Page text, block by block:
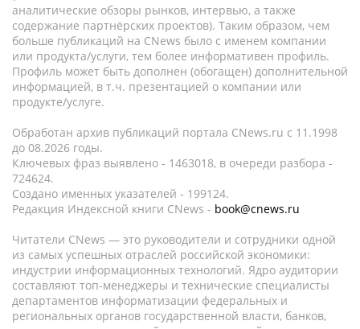
аналитические обзоры рынков, интервью, а также
содержание партнёрских проектов). Таким образом, чем
больше публикаций на CNews было с именем компании
или продукта/услуги, тем более информативен профиль.
Профиль может быть дополнен (обогащен) дополнительной
информацией, в т.ч. презентацией о компании или
продукте/услуге.
Обработан архив публикаций портала CNews.ru c 11.1998
до 08.2026 годы.
Ключевых фраз выявлено - 1463018, в очереди разбора -
724624.
Создано именных указателей - 199124.
Редакция Индексной книги CNews - book@cnews.ru
Читатели CNews — это руководители и сотрудники одной
из самых успешных отраслей российской экономики:
индустрии информационных технологий. Ядро аудитории
составляют топ-менеджеры и технические специалисты
департаментов информатизации федеральных и
региональных органов государственной власти, банков,